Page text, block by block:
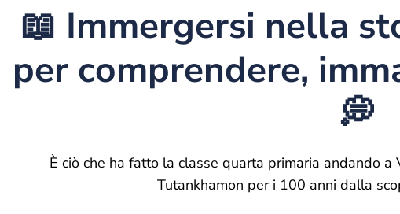
📖 Immergersi nella
per comprendere,
💭
È ciò che ha fatto la classe quarta primaria andando
Tutankhamon per i 100 anni dalla